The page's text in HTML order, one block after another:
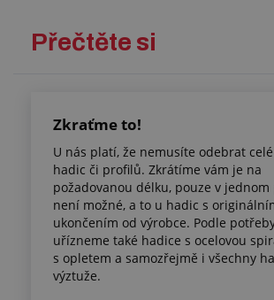
Přečtěte si
Zkraťme to!
U nás platí, že nemusíte odebrat
hadic či profilů. Zkrátíme vám je na
požadovanou délku, pouze v
není možné, a to u hadic s
ukončením od výrobce. Podle
uřízneme také hadice s ocelovou
s opletem a samozřejmě i všechny
výztuže.